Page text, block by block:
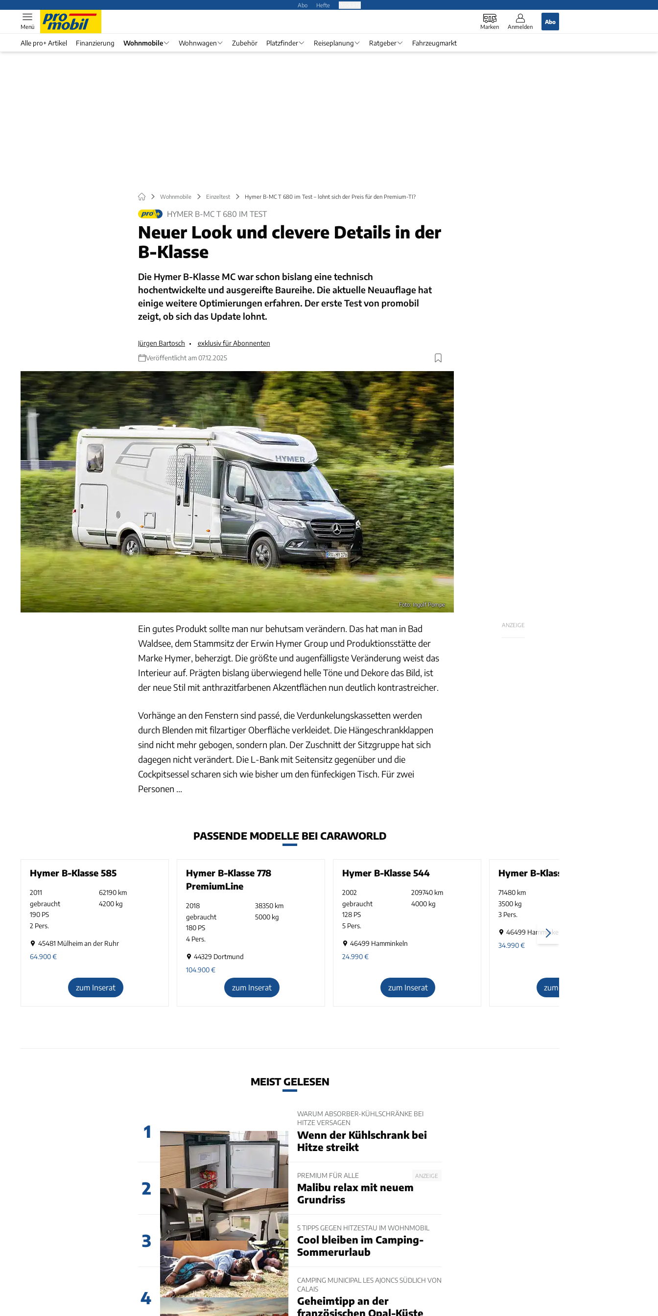
Abo Hefte
Marken Anmelden
Abo
Menü
Alle pro+ Artikel Finanzierung Wohnmobile Wohnwagen Zubehör Platzfinder Reiseplanung Ratgeber Fahrzeugmarkt
Wohnmobile Einzeltest Hymer B-MC T 680 im Test – lohnt sich der Preis für den Premium-TI?
HYMER B-MC T 680 IM TEST
Neuer Look und clevere Details in der
B-Klasse
Die Hymer B-Klasse MC war schon bislang eine technisch
hochentwickelte und ausgereifte Baureihe. Die aktuelle Neuauflage hat
einige weitere Optimierungen erfahren. Der erste Test von promobil
zeigt, ob sich das Update lohnt.
Jürgen Bartosch
exklusiv für Abonnenten
Veröffentlicht am 07.12.2025
Foto: Ingolf Pompe
ANZEIGE
Ein gutes Produkt sollte man nur behutsam verändern. Das hat man in Bad
Waldsee, dem Stammsitz der Erwin Hymer Group und Produktionsstätte der
Marke Hymer, beherzigt. Die größte und augenfälligste Veränderung weist das
Interieur auf. Prägten bislang überwiegend helle Töne und Dekore das Bild, ist
der neue Stil mit anthrazitfarbenen Akzentflächen nun deutlich kontrastreicher.
Vorhänge an den Fenstern sind passé, die Verdunkelungskassetten werden
durch Blenden mit filzartiger Oberfläche verkleidet. Die Hängeschrankklappen
sind nicht mehr gebogen, sondern plan. Der Zuschnitt der Sitzgruppe hat sich
dagegen nicht verändert. Die L-Bank mit Seitensitz gegenüber und die
Cockpitsessel scharen sich wie bisher um den fünfeckigen Tisch. Für zwei
Personen ...
PASSENDE MODELLE BEI CARAWORLD
Hymer B-Klasse 585
2011
62190 km
gebraucht
4200 kg
190 PS
2 Pers.
45481 Mülheim an der Ruhr
64.900€
zum Inserat
Hymer B-Klasse 778
PremiumLine
2018
38350 km
gebraucht
5000 kg
180 PS
4 Pers.
44329 Dortmund
104.900€
zum Inserat
Hymer B-Klasse 544
2002
209740 km
gebraucht
4000 kg
128 PS
5 Pers.
46499 Hamminkeln
24.990€
zum Inserat
Hymer B-Klasse 614
71480 km
3500 kg
3 Pers.
46499 Hamminkeln
34.990€
zum Inserat
MEIST GELESEN
1
WARUM ABSORBER-KÜHLSCHRÄNKE BEI
HITZE VERSAGEN
Wenn der Kühlschrank bei
Hitze streikt
2
ANZEIGE
PREMIUM FÜR ALLE
Malibu relax mit neuem
Grundriss
3
5 TIPPS GEGEN HITZESTAU IM WOHNMOBIL
Cool bleiben im Camping-
Sommerurlaub
4
CAMPING MUNICIPAL LES AJONCS SÜDLICH VON
CALAIS
Geheimtipp an der
französischen Opal-Küste